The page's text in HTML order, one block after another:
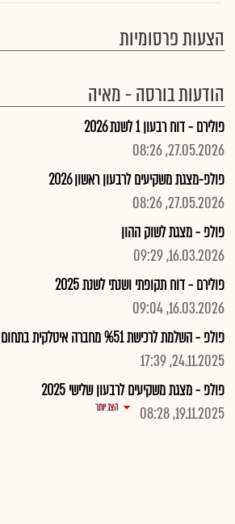
הצעות פרסומיות
הודעות בורסה - מאיה
פולירם - דוח רבעון 1 לשנת 2026
27.05.2026, 08:26
פולפ-מצגת משקיעים לרבעון ראשון 2026
27.05.2026, 08:26
פולפ - מצגת לשוק ההון
16.03.2026, 09:29
פולירם - דוח תקופתי ושנתי לשנת 2025
16.03.2026, 09:04
פולפ - השלמת לרכישת %51 מחברה איטלקית בתחום תוספי פלסטיק, המשך
24.11.2025, 17:39
פולפ - מצגת משקיעים לרבעון שלישי 2025
19.11.2025, 08:28
הצג יותר